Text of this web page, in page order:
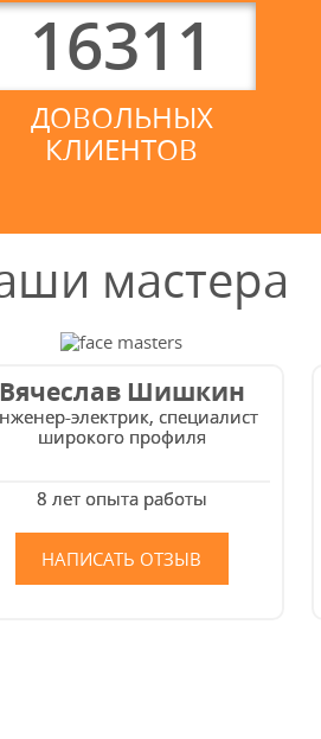
16311
ДОВОЛЬНЫХ
КЛИЕНТОВ
мастера
Вячеслав Шишкин
электрик, специалист
широкого профиля
8 лет опыта работы
НАПИСАТЬ ОТЗЫВ